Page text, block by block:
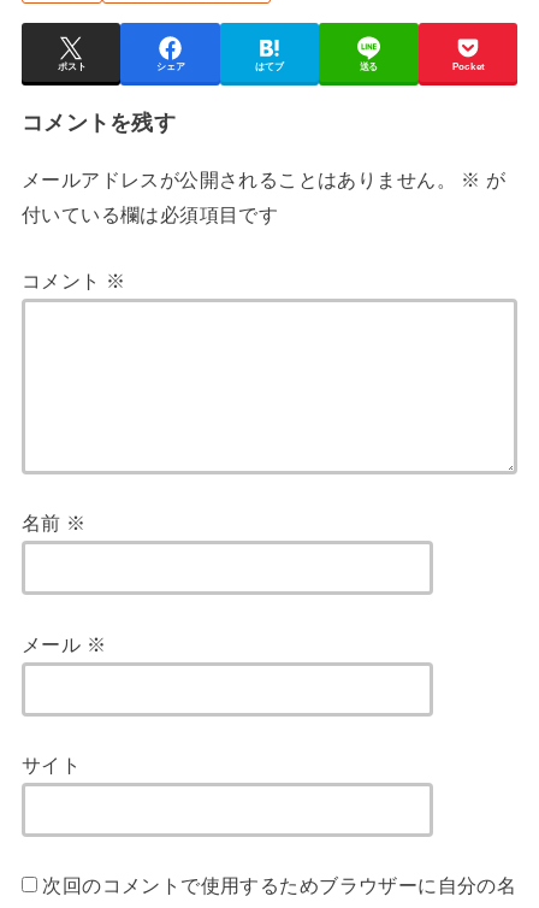
ポスト シェア はてブ 送る Pocket
コメントを残す
メールアドレスが公開されることはありません。 ※ が
付いている欄は必須項目です
コメント ※
名前 ※
メール ※
サイト
次回のコメントで使用するためブラウザーに自分の名